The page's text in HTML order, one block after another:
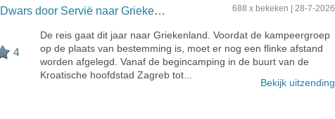
Dwars door Servië naar Griekenland 688 x bekeken | 28-7-2026
4
De reis gaat dit jaar naar Griekenland. Voordat de kampeergroep
op de plaats van bestemming is, moet er nog een flinke afstand
worden afgelegd. Vanaf de begincamping in de buurt van de
Kroatische hoofdstad Zagreb tot...
Bekijk uitzending